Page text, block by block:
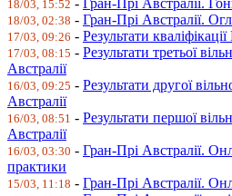
18/03, 15:52 - Гран-Прі Австралії.
18/03, 02:38 - Гран-Прі Австралії.
17/03, 09:26 - Результати
17/03, 08:15 - Результати третьої
Австралії
16/03, 09:25 - Результати другої
Австралії
16/03, 08:51 - Результати першої
Австралії
16/03, 03:30 - Гран-Прі Австралії.
практики
15/03, 11:18 - Гран-Прі Австралії.